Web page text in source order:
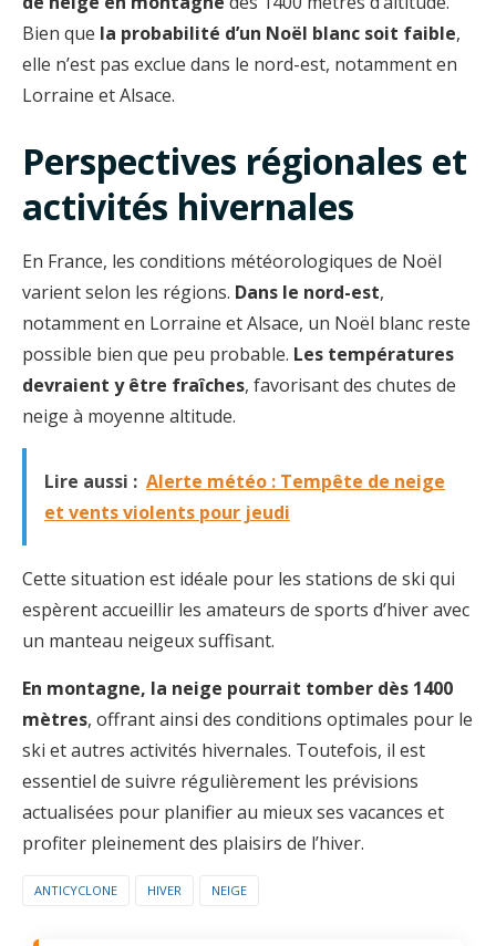
Bien que la probabilité d’un Noël blanc soit faible,
elle n’est pas exclue dans le nord-est, notamment en
Lorraine et Alsace.
Perspectives régionales et
activités hivernales
En France, les conditions météorologiques de Noël
varient selon les régions. Dans le nord-est,
notamment en Lorraine et Alsace, un Noël blanc reste
possible bien que peu probable. Les températures
devraient y être fraîches, favorisant des chutes de
neige à moyenne altitude.
Lire aussi : Alerte météo : Tempête de neige
et vents violents pour jeudi
Cette situation est idéale pour les stations de ski qui
espèrent accueillir les amateurs de sports d’hiver avec
un manteau neigeux suffisant.
En montagne, la neige pourrait tomber dès 1400
mètres, offrant ainsi des conditions optimales pour le
ski et autres activités hivernales. Toutefois, il est
essentiel de suivre régulièrement les prévisions
actualisées pour planifier au mieux ses vacances et
profiter pleinement des plaisirs de l’hiver.
ANTICYCLONE HIVER NEIGE